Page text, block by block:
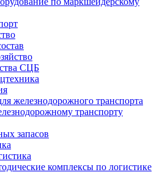
СЦБ
железнодорожного транспорта
транспорту
запасов
комплексы по логистике